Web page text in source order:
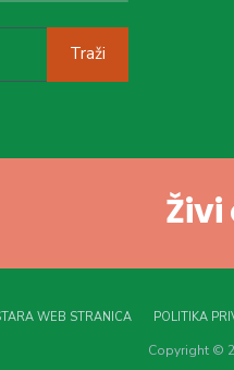
Traži
Živi
WEB STRANICA POLITIKA
Copyright ©